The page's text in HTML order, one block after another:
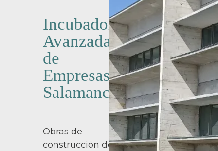
Incubadora
Avanzada
de
Empresas.
Salamanca
Obras de
construcción de